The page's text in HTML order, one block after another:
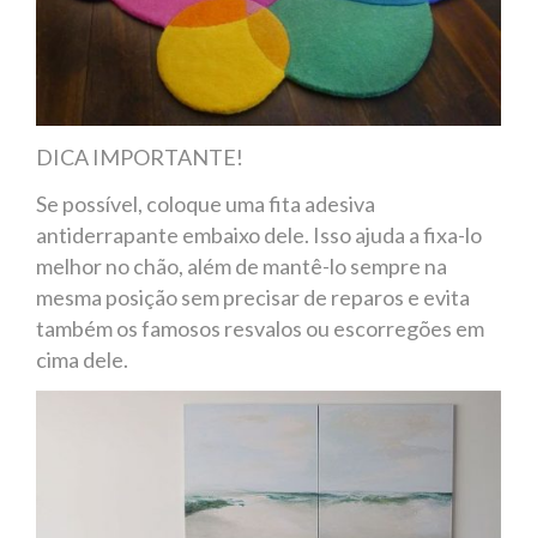
DICA IMPORTANTE!
Se possível, coloque uma fita adesiva
antiderrapante embaixo dele. Isso ajuda a fixa-lo
melhor no chão, além de mantê-lo sempre na
mesma posição sem precisar de reparos e evita
também os famosos resvalos ou escorregões em
cima dele.